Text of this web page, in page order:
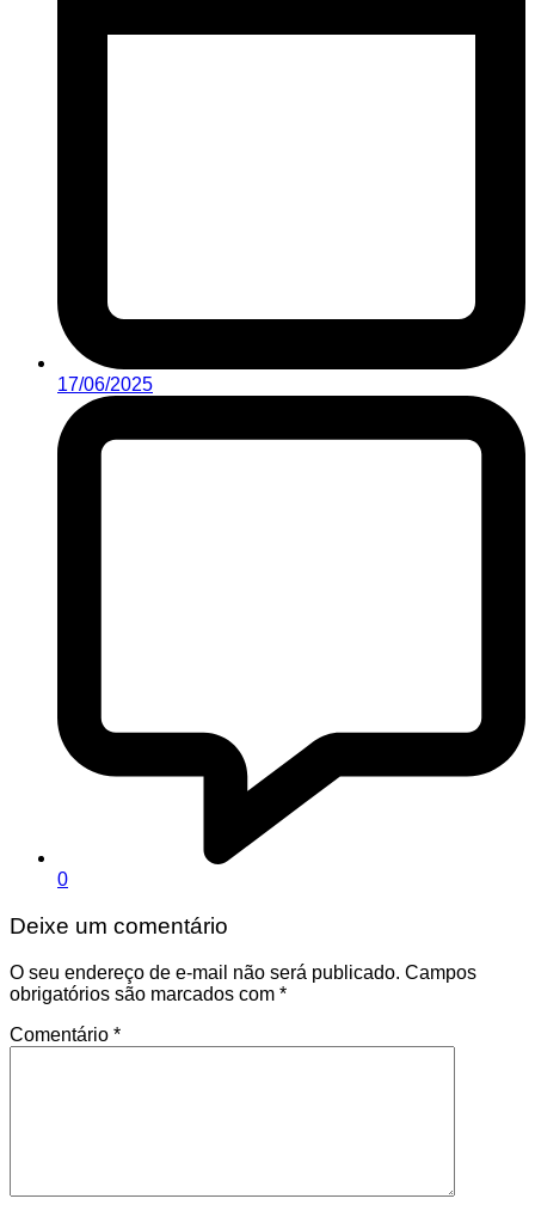
17/06/2025
0
Deixe um comentário
O seu endereço de e-mail não será publicado. Campos
obrigatórios são marcados com *
Comentário *